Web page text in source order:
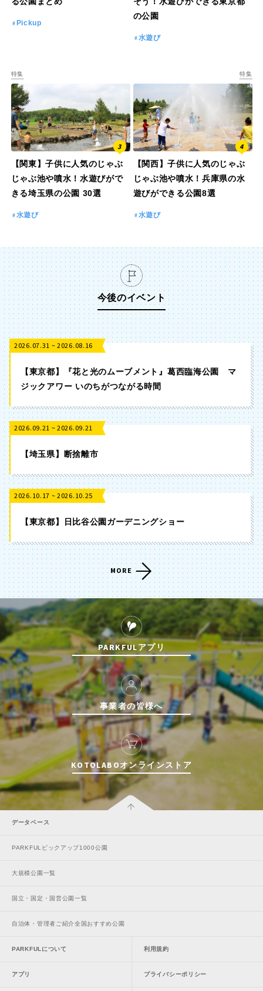
Pickup
の公園
水遊び
特集
【関東】子供に人気のじゃぶ
じゃぶ池や噴水！水遊びがで
きる埼玉県の公園 30選
水遊び
特集
【関西】子供に人気のじゃぶ
じゃぶ池や噴水！兵庫県の水
遊びができる公園8選
水遊び
今後のイベント
2026.07.31 ~ 2026.08.16
【東京都】『花と光のムーブメント』葛西臨海公園 マ
ジックアワー いのちがつながる時間
2026.09.21 ~ 2026.09.21
【埼玉県】断捨離市
2026.10.17 ~ 2026.10.25
【東京都】日比谷公園ガーデニングショー
MORE
PARKFULアプリ
事業者の皆様へ
KOTOLABOオンラインストア
データベース
PARKFULピックアップ1000公園
大規模公園一覧
国立・国定・国営公園一覧
自治体・管理者ご紹介全国おすすめ公園
PARKFULについて
アプリ
利用規約
プライバシーポリシー